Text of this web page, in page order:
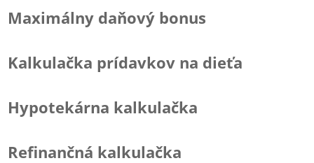
Maximálny daňový bonus
Kalkulačka prídavkov na dieťa
Hypotekárna kalkulačka
Refinančná kalkulačka